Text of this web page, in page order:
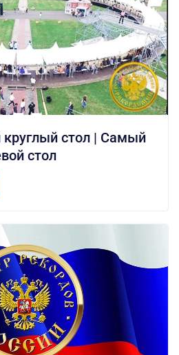
стол | Самый
стол